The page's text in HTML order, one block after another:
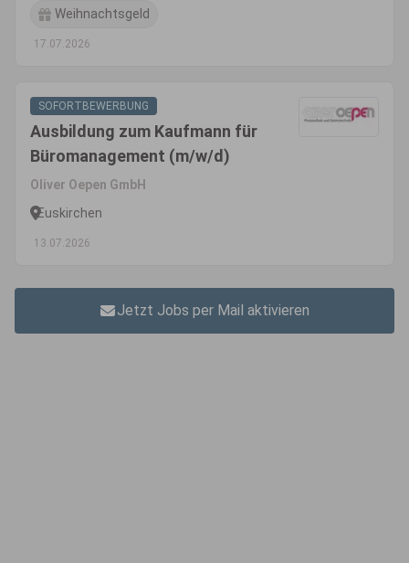
Weihnachtsgeld
17.07.2026
SOFORTBEWERBUNG
Ausbildung zum Kaufmann für
Büromanagement (m/w/d)
Oliver Oepen GmbH
Euskirchen
13.07.2026
Jetzt Jobs per Mail aktivieren